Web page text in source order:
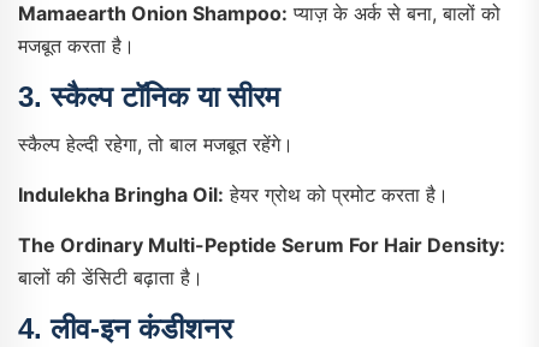
Mamaearth Onion Shampoo: प्याज़ के अर्क से बना, बालों को
मजबूत करता है।
3.स्कैल्प टॉनिक या सीरम
स्कैल्प हेल्दी रहेगा, तो बाल मजबूत रहेंगे।
Indulekha Bringha Oil: हेयर ग्रोथ को प्रमोट करता है।
The Ordinary Multi-Peptide Serum For Hair Density:
बालों की डेंसिटी बढ़ाता है।
4.लीव-इन कंडीशनर